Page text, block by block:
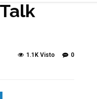
0
1.1K Visto